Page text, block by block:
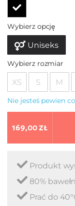
Wybierz opcję
Uniseks
Wybierz rozmiar
XS S M
Nie jesteś pewien
169,00 zł
Produkt
80%
Prać do